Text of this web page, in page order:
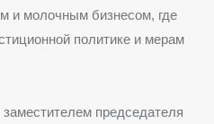
и молочным бизнесом, где
политике и мерам
председателя